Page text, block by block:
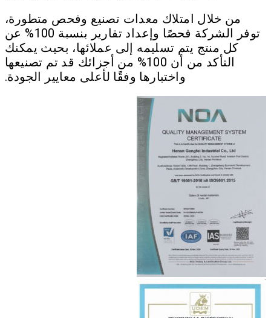
من خلال امتلاك معدات تصنيع وفحص متطورة،
توفر الشركة فحصًا وإعداد تقارير بنسبة 100% عن
كل منتج يتم تسليمه إلى عملائها، بحيث يمكنك
التأكد من أن 100% من أجزائك قد تم تصنيعها
واختبارها وفقًا لأعلى معايير الجودة.